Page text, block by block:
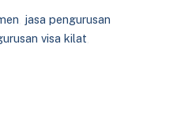
jasa pengurusan
visa kilat